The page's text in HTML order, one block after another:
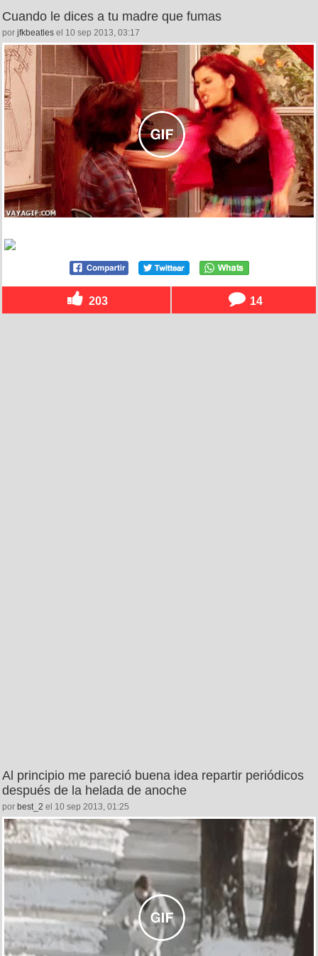
Cuando le dices a tu madre que fumas
por jfkbeatles el 10 sep 2013, 03:17
203 14
Al principio me pareció buena idea repartir periódicos
después de la helada de anoche
por best_2 el 10 sep 2013, 01:25